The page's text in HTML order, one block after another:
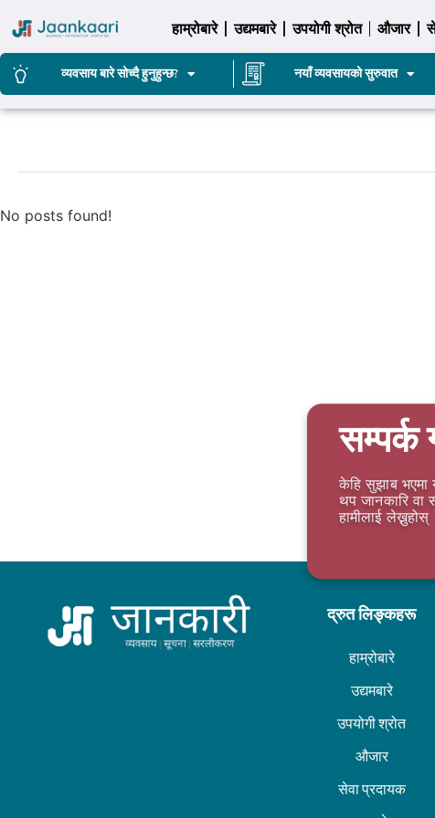
हाम्रोबारे उद्यमबारे उपयोगी श्रोत औजार
व्यवसाय बारे सोच्दै हुनुहुन्छ? नयाँ व्यवसायको सुरुवात
No posts found!
सम्पर्क
केहि सुझाब भएमा
थप जानकारि वा
हामीलाई लेख्नुहोस्
द्रुत लिङ्कहरू
हाम्रोबारे
उद्यमबारे
उपयोगी श्रोत
औजार
सेवा प्रदायक